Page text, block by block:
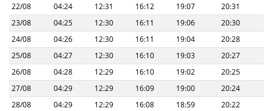
22/08
04:24 12:31 16:12 19:07
20:31
23/08
04:25 12:30 16:11 19:06
20:30
24/08
04:26 12:30 16:11 19:04
20:28
25/08
04:27 12:30 16:10 19:03
20:27
26/08
04:28 12:29 16:10 19:02
20:25
27/08
04:29 12:29 16:09 19:00
20:24
28/08
04:29 12:29 16:08 18:59
20:22